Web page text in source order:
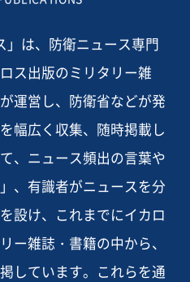
」は、防衛ニュース専門
ス出版のミリタリー雑
運営し、防衛省などが発
幅広く収集、随時掲載し
、ニュース頻出の言葉や
、有識者がニュースを分
設け、これまでにイカロ
ー雑誌・書籍の中から、
しています。これらを通